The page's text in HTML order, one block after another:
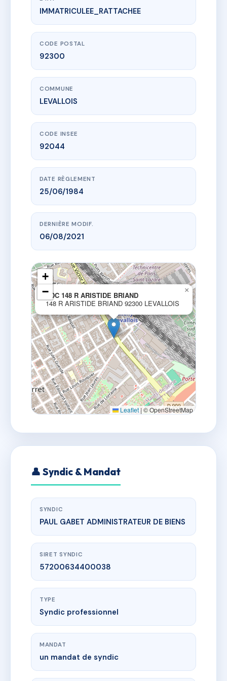
www.vme.plus/AC6702997
SDC 148 R ARISTIDE BRIAND
148 r aristide briand
IMMATRICULEE_RATTACHEE
CODE POSTAL
92300
COMMUNE
LEVALLOIS
CODE INSEE
92044
DATE RÈGLEMENT
25/06/1984
DERNIÈRE MODIF.
06/08/2021
SDC 148 R ARISTIDE BRIAND
148 R ARISTIDE BRIAND 92300 LEVALLOIS
×
+
−
Leaflet |© OpenStreetMap
👤 Syndic & Mandat
SYNDIC
PAUL GABET ADMINISTRATEUR DE BIENS
SIRET SYNDIC
57200634400038
TYPE
Syndic professionnel
MANDAT
un mandat de syndic